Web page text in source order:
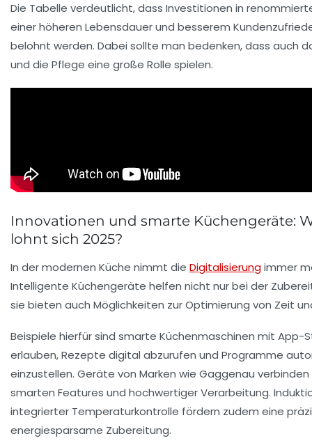
Die Tabelle verdeutlicht, dass Investitionen in
einer höheren Lebensdauer und besserem
belohnt werden. Dabei sollte man bedenken, dass auch
und die Pflege eine große Rolle spielen.
Innovationen und smarte Küchengeräte:
lohnt sich 2025?
In der modernen Küche nimmt die Digitalisierungimmer
Intelligente Küchengeräte helfen nicht nur bei der
sie bieten auch Möglichkeiten zur Optimierung von Zeit
Beispiele hierfür sind smarte Küchenmaschinen mit App-
erlauben, Rezepte digital abzurufen und Programme
einzustellen. Geräte von Marken wie Gaggenau
smarten Features und hochwertiger Verarbeitung.
integrierter Temperaturkontrolle fördern zudem eine
energiesparsame Zubereitung.